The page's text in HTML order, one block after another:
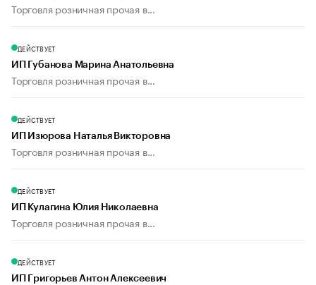
Торговля розничная прочая в...
ДЕЙСТВУЕТ
ИП Губанова Марина Анатольевна
Торговля розничная прочая в...
ДЕЙСТВУЕТ
ИП Изюрова Наталья Викторовна
Торговля розничная прочая в...
ДЕЙСТВУЕТ
ИП Кулагина Юлия Николаевна
Торговля розничная прочая в...
ДЕЙСТВУЕТ
ИП Григорьев Антон Алексеевич